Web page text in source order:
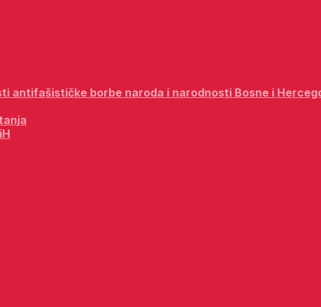
antifašističke borbe naroda i narodnosti Bosne i